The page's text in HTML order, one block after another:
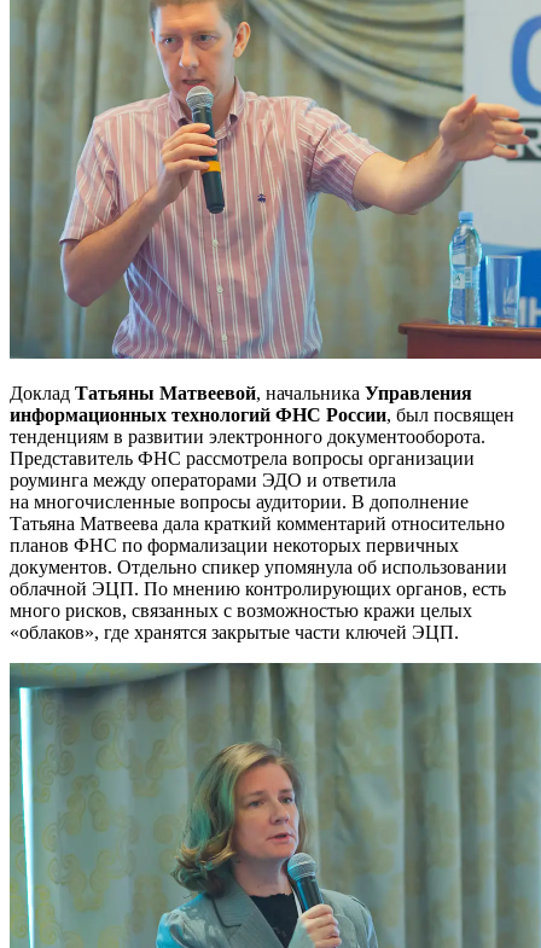
Доклад Татьяны Матвеевой, начальника Управления
информационных технологий ФНС России, был посвящен
тенденциям в развитии электронного документооборота.
Представитель ФНС рассмотрела вопросы организации
роуминга между операторами ЭДО и ответила
на многочисленные вопросы аудитории. В дополнение
Татьяна Матвеева дала краткий комментарий относительно
планов ФНС по формализации некоторых первичных
документов. Отдельно спикер упомянула об использовании
облачной ЭЦП. По мнению контролирующих органов, есть
много рисков, связанных с возможностью кражи целых
«облаков», где хранятся закрытые части ключей ЭЦП.